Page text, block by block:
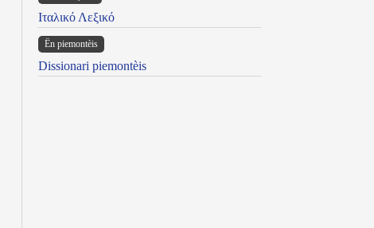
Ιταλικό Λεξικό
Ën piemontèis
Dissionari piemontèis